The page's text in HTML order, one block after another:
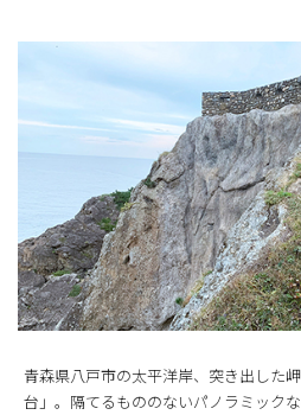
青森県八戸市の太平洋岸、突き出した
台」。隔てるもののないパノラミック